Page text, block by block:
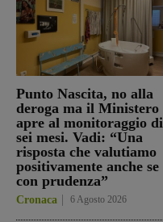
Punto Nascita, no alla
deroga ma il Ministero
apre al monitoraggio di
sei mesi. Vadi: “Una
risposta che valutiamo
positivamente anche se
con prudenza”
Cronaca 6 Agosto 2026